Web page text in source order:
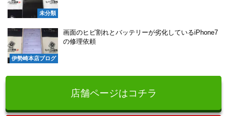
未分類
伊勢崎本店ブログ
画面のヒビ割れとバッテリーが劣化しているiPhone7
の修理依頼
店舗ページはコチラ